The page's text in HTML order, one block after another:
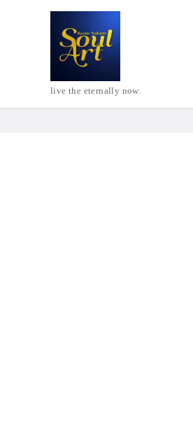
live the eternally now.